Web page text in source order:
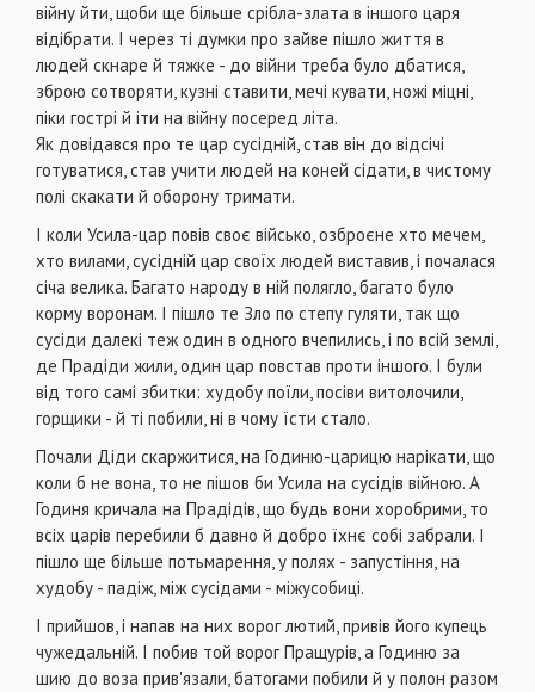
війну йти, щоби ще більше срібла-злата в іншого царя
відібрати. І через ті думки про зайве пішло життя в
людей скнаре й тяжке - до війни треба було дбатися,
зброю сотворяти, кузні ставити, мечі кувати, ножі міцні,
піки гострі й іти на війну посеред літа.
Як довідався про те цар сусідній, став він до відсічі
готуватися, став учити людей на коней сідати, в чистому
полі скакати й оборону тримати.
І коли Усила-цар повів своє військо, озброєне хто мечем,
хто вилами, сусідній цар своїх людей виставив, і почалася
січа велика. Багато народу в ній полягло, багато було
корму воронам. І пішло те Зло по степу гуляти, так що
сусіди далекі теж один в одного вчепились, і по всій землі,
де Прадіди жили, один цар повстав проти іншого. І були
від того самі збитки: худобу поїли, посіви витолочили,
горщики - й ті побили, ні в чому їсти стало.
Почали Діди скаржитися, на Годиню-царицю нарікати, що
коли б не вона, то не пішов би Усила на сусідів війною. А
Годиня кричала на Прадідів, що будь вони хоробрими, то
всіх царів перебили б давно й добро їхнє собі забрали. І
пішло ще більше потьмарення, у полях - запустіння, на
худобу - падіж, між сусідами - міжусобиці.
І прийшов, і напав на них ворог лютий, привів його купець
чужедальній. І побив той ворог Пращурів, а Годиню за
шию до воза прив'язали, батогами побили й у полон разом